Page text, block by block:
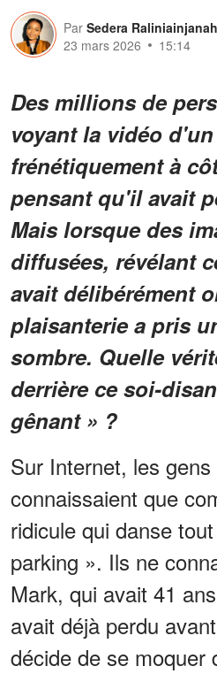
Par Sedera
23 mars 2026
15:14
Des millions de
voyant la vidéo
frénétiquement à
pensant qu'il avait
Mais lorsque des
diffusées, révélant
avait délibérément
plaisanterie a pris
sombre. Quelle
derrière ce soi-
gênant » ?
Sur Internet, les
connaissaient que
ridicule qui danse
parking ». Ils ne
Mark, qui avait 41
avait déjà perdu
décide de se moquer